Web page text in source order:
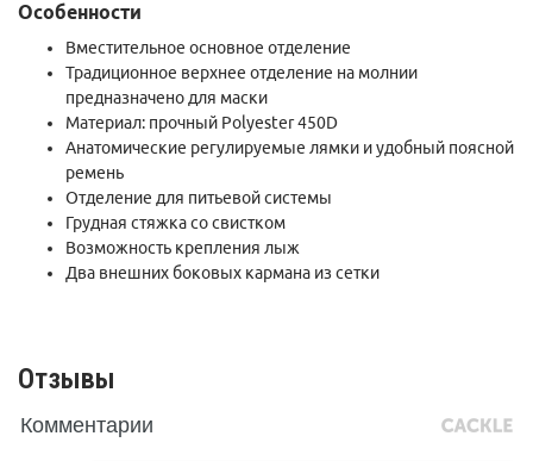
Особенности
Вместительное основное отделение
Традиционное верхнее отделение на молнии
предназначено для маски
Материал: прочный Polyester 450D
Анатомические регулируемые лямки и удобный поясной
ремень
Отделение для питьевой системы
Грудная стяжка со свистком
Возможность крепления лыж
Два внешних боковых кармана из сетки
Отзывы
Комментарии